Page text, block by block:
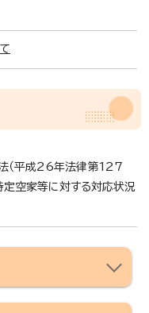
（平成26年法律第127
定空家等に対する対応状況